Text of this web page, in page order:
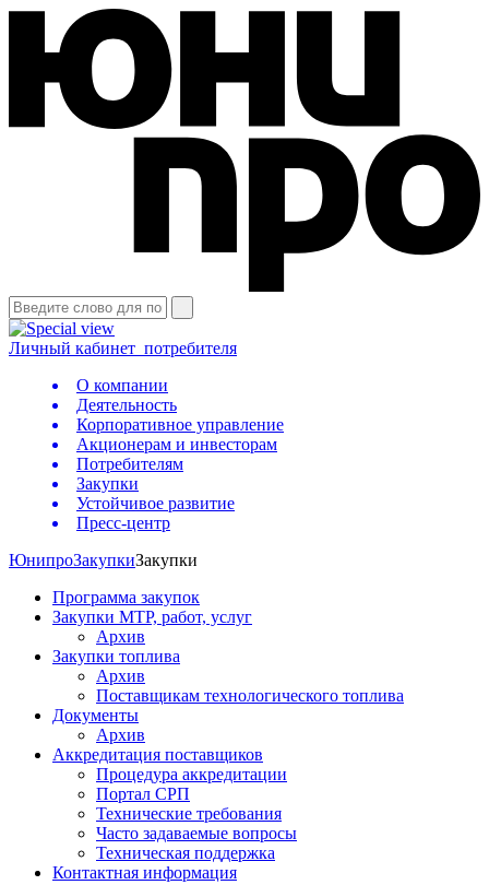
Личный кабинет потребителя
О компании
Деятельность
Корпоративное управление
Акционерам и инвесторам
Потребителям
Закупки
Устойчивое развитие
Пресс-центр
ЮнипроЗакупкиЗакупки
Программа закупок
Закупки МТР, работ, услуг
Архив
Закупки топлива
Архив
Поставщикам технологического топлива
Документы
Архив
Аккредитация поставщиков
Процедура аккредитации
Портал СРП
Технические требования
Часто задаваемые вопросы
Техническая поддержка
Контактная информация